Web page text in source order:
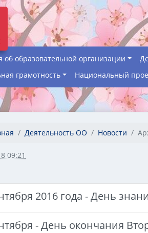
об образовательной организации
грамотность
Национальный
Деятельность ОО Новости
09:21
2016 года - День
- День окончания